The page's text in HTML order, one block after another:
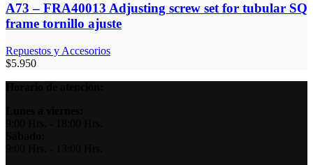
A73 – FRA40013 Adjusting screw set for tubular SQ
frame tornillo ajuste
Repuestos y Accesorios
$5.950